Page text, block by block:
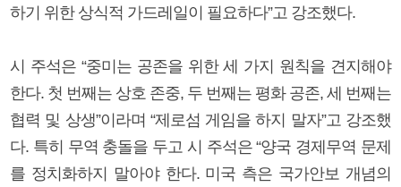
하기 위한 상식적 가드레일이 필요하다”고 강조했다.
시 주석은 “중미는 공존을 위한 세 가지 원칙을 견지해야
한다. 첫 번째는 상호 존중, 두 번째는 평화 공존, 세 번째는
협력 및 상생”이라며 “제로섬 게임을 하지 말자”고 강조했
다. 특히 무역 충돌을 두고 시 주석은 “양국 경제무역 문제
를 정치화하지 말아야 한다. 미국 측은 국가안보 개념의